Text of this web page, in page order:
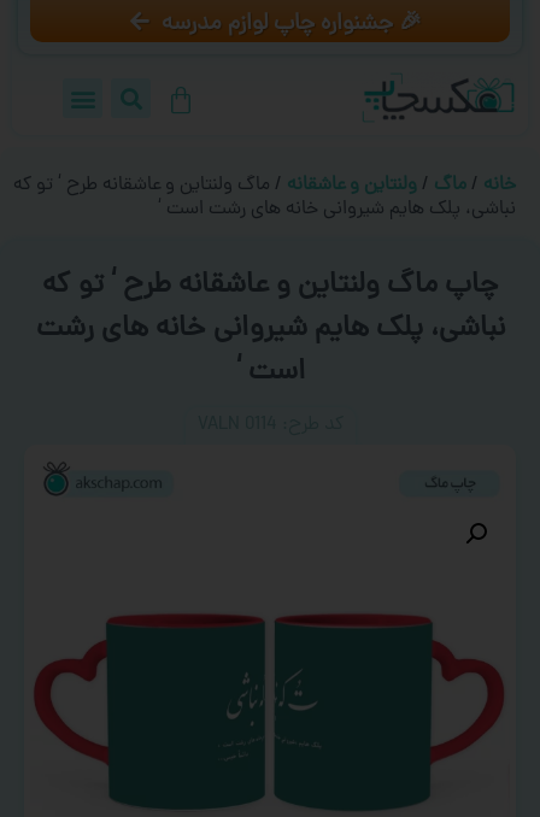
🎉 جشنواره چاپ لوازم مدرسه
خانه / ماگ / ولنتاین و عاشقانه / ماگ ولنتاین و عاشقانه طرح ‘ تو که
نباشی، پلک هایم شیروانی خانه های رشت است ‘
چاپ ماگ ولنتاین و عاشقانه طرح ‘ تو که
نباشی، پلک هایم شیروانی خانه های رشت
است ‘